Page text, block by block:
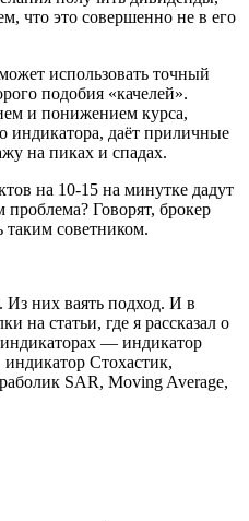
что это совершенно не в его
использовать точный
подобия «качелей».
и понижением курса,
индикатора, даёт приличные
на пиках и спадах.
на 10-15 на минутке дадут
проблема? Говорят, брокер
таким советником.
них ваять подход. И в
на статьи, где я рассказал о
— индикатор
Стохастик,
SAR, Moving Average,